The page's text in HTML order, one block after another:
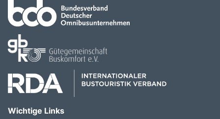
Wichtige Links